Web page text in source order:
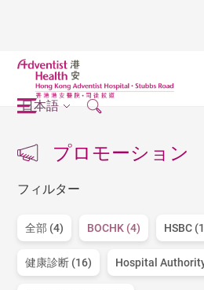
日本語
プロモーション
フィルター
全部 (4) BOCHK (4) HSBC
健康診断 (16) Hospital